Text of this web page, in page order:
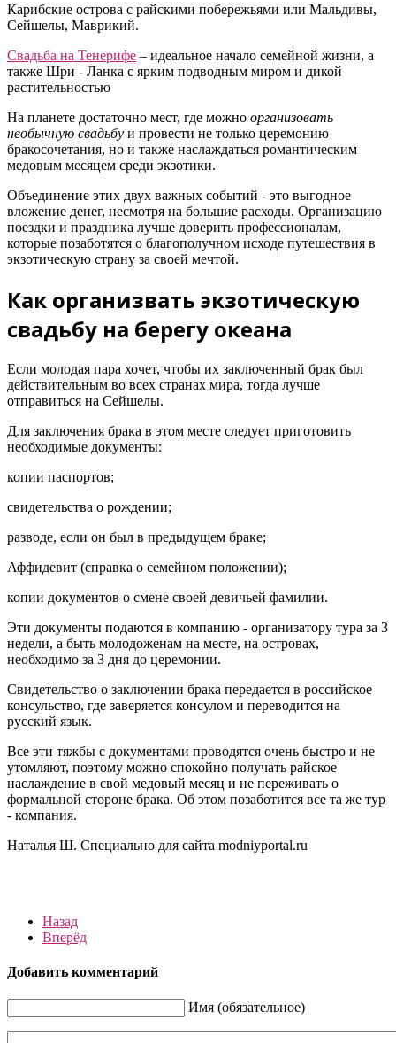
Карибские острова с райскими побережьями или Мальдивы,
Сейшелы, Маврикий.
Свадьба на Тенерифе – идеальное начало семейной жизни, а
также Шри - Ланка с ярким подводным миром и дикой
растительностью
На планете достаточно мест, где можно организовать
необычную свадьбу и провести не только церемонию
бракосочетания, но и также наслаждаться романтическим
медовым месяцем среди экзотики.
Объединение этих двух важных событий - это выгодное
вложение денег, несмотря на большие расходы. Организацию
поездки и праздника лучше доверить профессионалам,
которые позаботятся о благополучном исходе путешествия в
экзотическую страну за своей мечтой.
Как организвать экзотическую
свадьбу на берегу океана
Если молодая пара хочет, чтобы их заключенный брак был
действительным во всех странах мира, тогда лучше
отправиться на Сейшелы.
Для заключения брака в этом месте следует приготовить
необходимые документы:
копии паспортов;
свидетельства о рождении;
разводе, если он был в предыдущем браке;
Аффидевит (справка о семейном положении);
копии документов о смене своей девичьей фамилии.
Эти документы подаются в компанию - организатору тура за 3
недели, а быть молодоженам на месте, на островах,
необходимо за 3 дня до церемонии.
Свидетельство о заключении брака передается в российское
консульство, где заверяется консулом и переводится на
русский язык.
Все эти тяжбы с документами проводятся очень быстро и не
утомляют, поэтому можно спокойно получать райское
наслаждение в свой медовый месяц и не переживать о
формальной стороне брака. Об этом позаботится все та же тур
- компания.
Наталья Ш. Специально для сайта modniyportal.ru
Назад
Вперёд
Добавить комментарий
Имя (обязательное)